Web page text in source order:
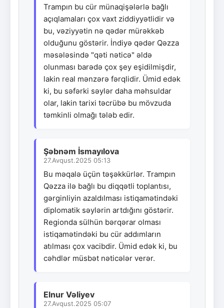
Trampın bu cür münaqişələrlə bağlı
açıqlamaları çox vaxt ziddiyyətlidir və
bu, vəziyyətin nə qədər mürəkkəb
olduğunu göstərir. İndiyə qədər Qəzza
məsələsində "qəti nəticə" əldə
olunması barədə çox şey eşidilmişdir,
lakin real mənzərə fərqlidir. Ümid edək
ki, bu səfərki səylər daha məhsuldar
olar, lakin tarixi təcrübə bu mövzuda
təmkinli olmağı tələb edir.
Şəbnəm İsmayılova
27.Avqust.2025 05:13
Bu məqalə üçün təşəkkürlər. Trampın
Qəzza ilə bağlı bu diqqətli toplantısı,
gərginliyin azaldılması istiqamətindəki
diplomatik səylərin artdığını göstərir.
Regionda sülhün bərqərar olması
istiqamətindəki bu cür addımların
atılması çox vacibdir. Ümid edək ki, bu
cəhdlər müsbət nəticələr verər.
Elnur Vəliyev
27.Avqust.2025 05:07